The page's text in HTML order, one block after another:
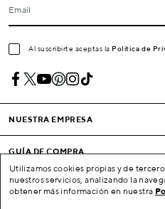
Email
Al suscribirte aceptas la Política de
NUESTRA EMPRESA
GUÍA DE COMPRA
CONDICIONES Y EMPRESA
Utilizamos cookies propias y de
nuestros servicios, analizando la
obtener más información en nuestra